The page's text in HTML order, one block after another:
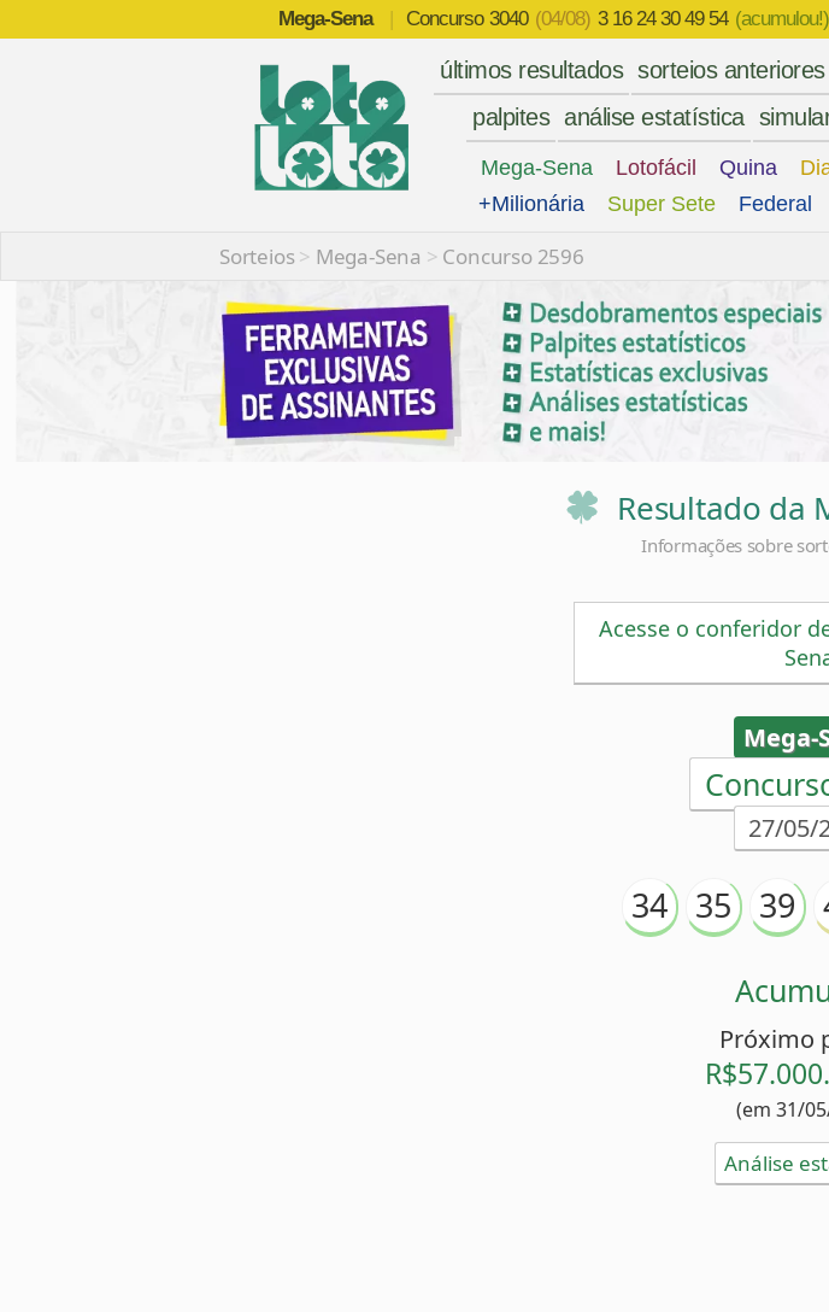
Mega-Sena | Concurso 3040 (04/08) 3 16 24 30 49 54 (acumulou!)
últimos resultados sorteios anteriores
palpites análise estatística
Mega-Sena Lotofácil Quina
+Milionária
Super Sete Federal
Sorteios> Mega-Sena > Concurso 2596
Resultado da
Informações sobre
Acesse o conferidor
Mega-
27/05/
34 35 39
Próximo
(em 31/
Análise